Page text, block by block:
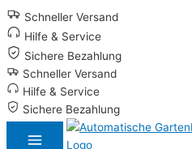
Zum
Inhalt
springen
Schneller Versand
Hilfe & Service
Sichere Bezahlung
Schneller Versand
Hilfe & Service
Sichere Bezahlung